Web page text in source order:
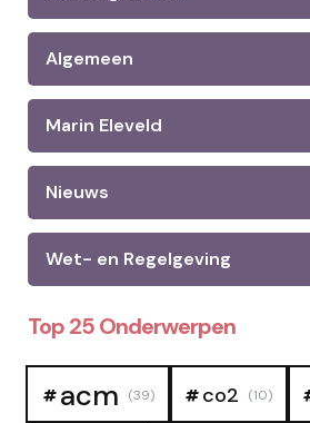
Algemeen
Marin Eleveld
Nieuws
Wet- en Regelgeving
Top 25 Onderwerpen
acm (39) co2 (10)